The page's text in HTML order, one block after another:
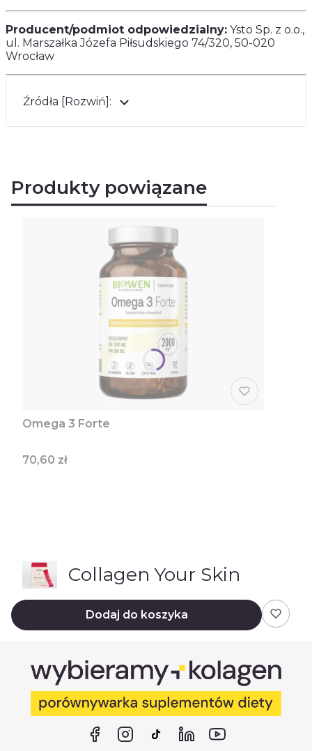
Producent/podmiot odpowiedzialny: Ysto Sp. z o.o.,
ul. Marszałka Józefa Piłsudskiego 74/320, 50-020
Wrocław
Źródła [Rozwiń]:
Produkty powiązane
Omega 3 Forte
Cena
70,60 zł
Collagen Your Skin
Dodaj do koszyka